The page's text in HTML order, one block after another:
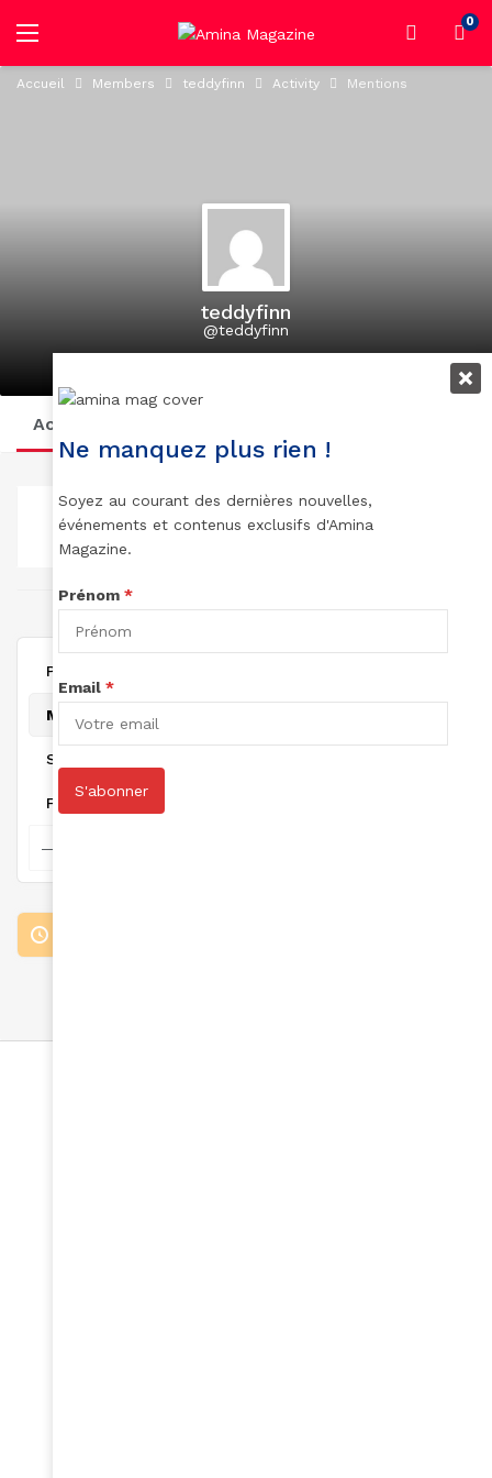
0
Accueil Members teddyfinn Activity Mentions
teddyfinn
@teddyfinn
Activity
TOTAL DES
LECTURES:
0
TOTAL DES
ARTICLES:
TOTAL POINTS:
Personal
Mentions
Suivi
Favorites
Ne manquez plus rien !
Soyez au courant des dernières nouvelles,
événements et contenus exclusifs d'Amina
Magazine.
Prénom *
Email *
S'abonner